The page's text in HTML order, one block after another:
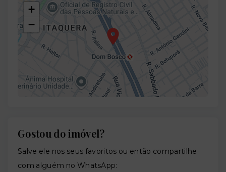
+
−
Gostou do imóvel?
Salve ele nos seus favoritos ou então compartilhe
com alguém no WhatsApp: